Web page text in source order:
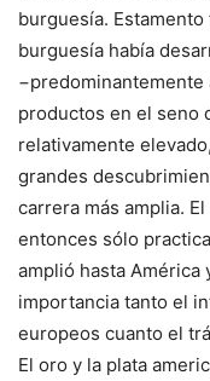
burguesía.
burguesía había
productos en el seno
relativamente
grandes
carrera más amplia.
entonces sólo
amplió hasta América
importancia tanto el
europeos cuanto el
El oro y la plata